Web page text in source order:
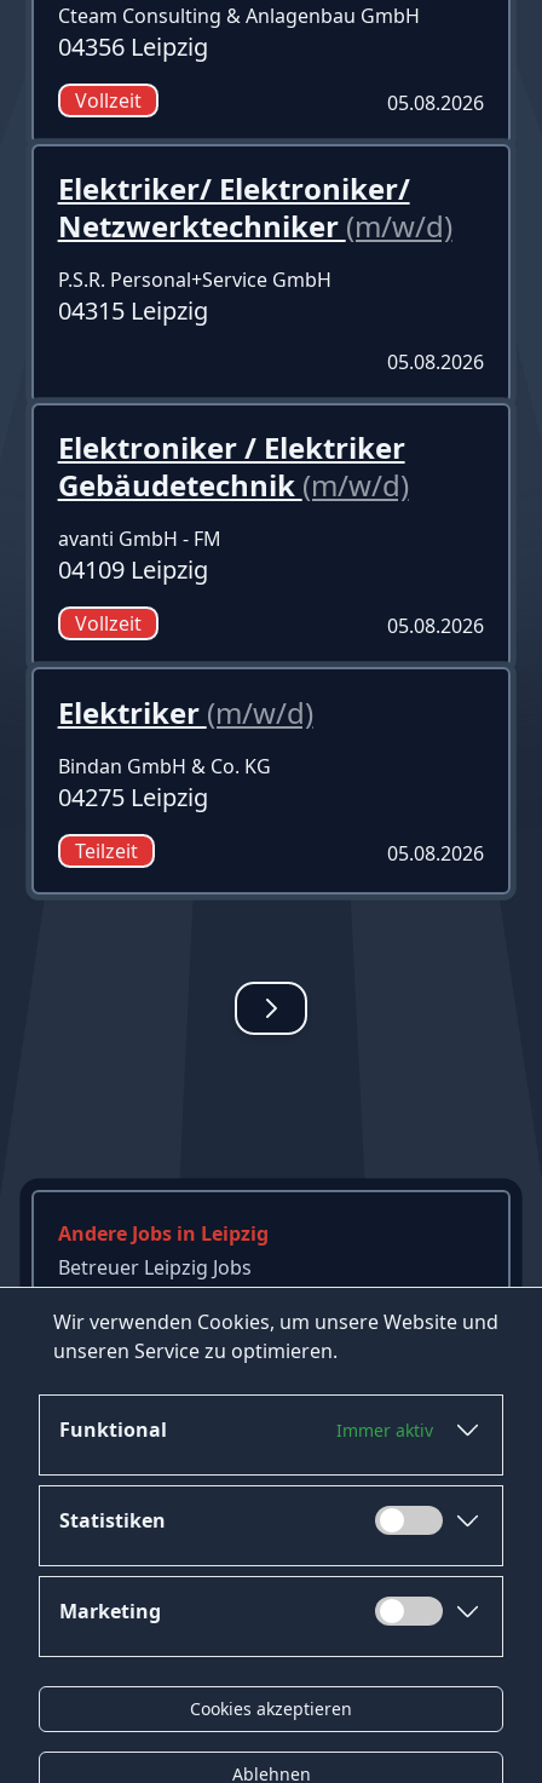
Wir verwenden Cookies, um unsere Website und
unseren Service zu optimieren.
Funktional Immer aktiv
Statistiken
Marketing
Cookies akzeptieren
Ablehnen
Cteam Consulting & Anlagenbau GmbH
04356 Leipzig
Vollzeit 05.08.2026
Elektriker/ Elektroniker/
Netzwerktechniker (m/w/d)
P.S.R. Personal+Service GmbH
04315 Leipzig
05.08.2026
Elektroniker / Elektriker
Gebäudetechnik (m/w/d)
avanti GmbH - FM
04109 Leipzig
Vollzeit 05.08.2026
Elektriker (m/w/d)
Bindan GmbH & Co. KG
04275 Leipzig
Teilzeit 05.08.2026
Andere Jobs in Leipzig
Betreuer Leipzig Jobs
Medizinische Fachangestellte Leipzig Jobs
Mehr Jobs in Leipzig ansehen
Datenschutz
Impressum
Kontakt
Gender-Hinweis